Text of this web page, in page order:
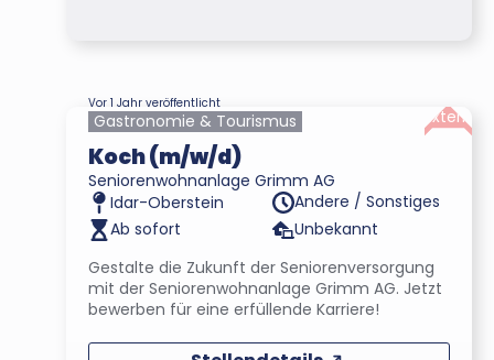
Vor 1 Jahr veröffentlicht
Gastronomie & Tourismus
Koch (m/w/d)
Seniorenwohnanlage Grimm AG
Idar-Oberstein
Andere / Sonstiges
Ab sofort
Unbekannt
Gestalte die Zukunft der Seniorenversorgung
mit der Seniorenwohnanlage Grimm AG. Jetzt
bewerben für eine erfüllende Karriere!
Extern